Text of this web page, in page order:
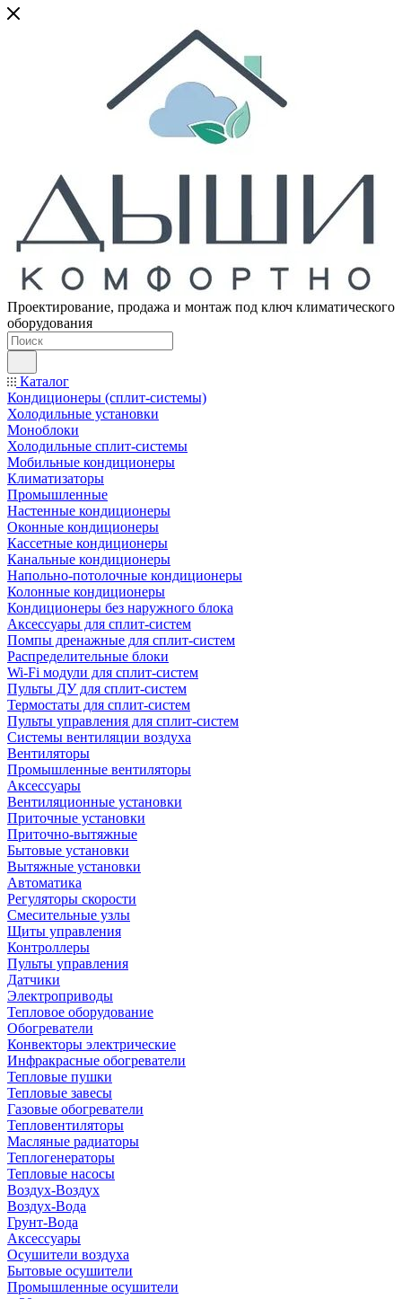
Проектирование, продажа и монтаж под ключ климатического
оборудования
Каталог
Кондиционеры (сплит-системы)
Холодильные установки
Моноблоки
Холодильные сплит-системы
Мобильные кондиционеры
Климатизаторы
Промышленные
Настенные кондиционеры
Оконные кондиционеры
Кассетные кондиционеры
Канальные кондиционеры
Напольно-потолочные кондиционеры
Колонные кондиционеры
Кондиционеры без наружного блока
Аксессуары для сплит-систем
Помпы дренажные для сплит-систем
Распределительные блоки
Wi-Fi модули для сплит-систем
Пульты ДУ для сплит-систем
Термостаты для сплит-систем
Пульты управления для сплит-систем
Системы вентиляции воздуха
Вентиляторы
Промышленные вентиляторы
Аксессуары
Вентиляционные установки
Приточные установки
Приточно-вытяжные
Бытовые установки
Вытяжные установки
Автоматика
Регуляторы скорости
Смесительные узлы
Щиты управления
Контроллеры
Пульты управления
Датчики
Электроприводы
Тепловое оборудование
Обогреватели
Конвекторы электрические
Инфракрасные обогреватели
Тепловые пушки
Тепловые завесы
Газовые обогреватели
Тепловентиляторы
Масляные радиаторы
Теплогенераторы
Тепловые насосы
Воздух-Воздух
Воздух-Вода
Грунт-Вода
Аксессуары
Осушители воздуха
Бытовые осушители
Промышленные осушители